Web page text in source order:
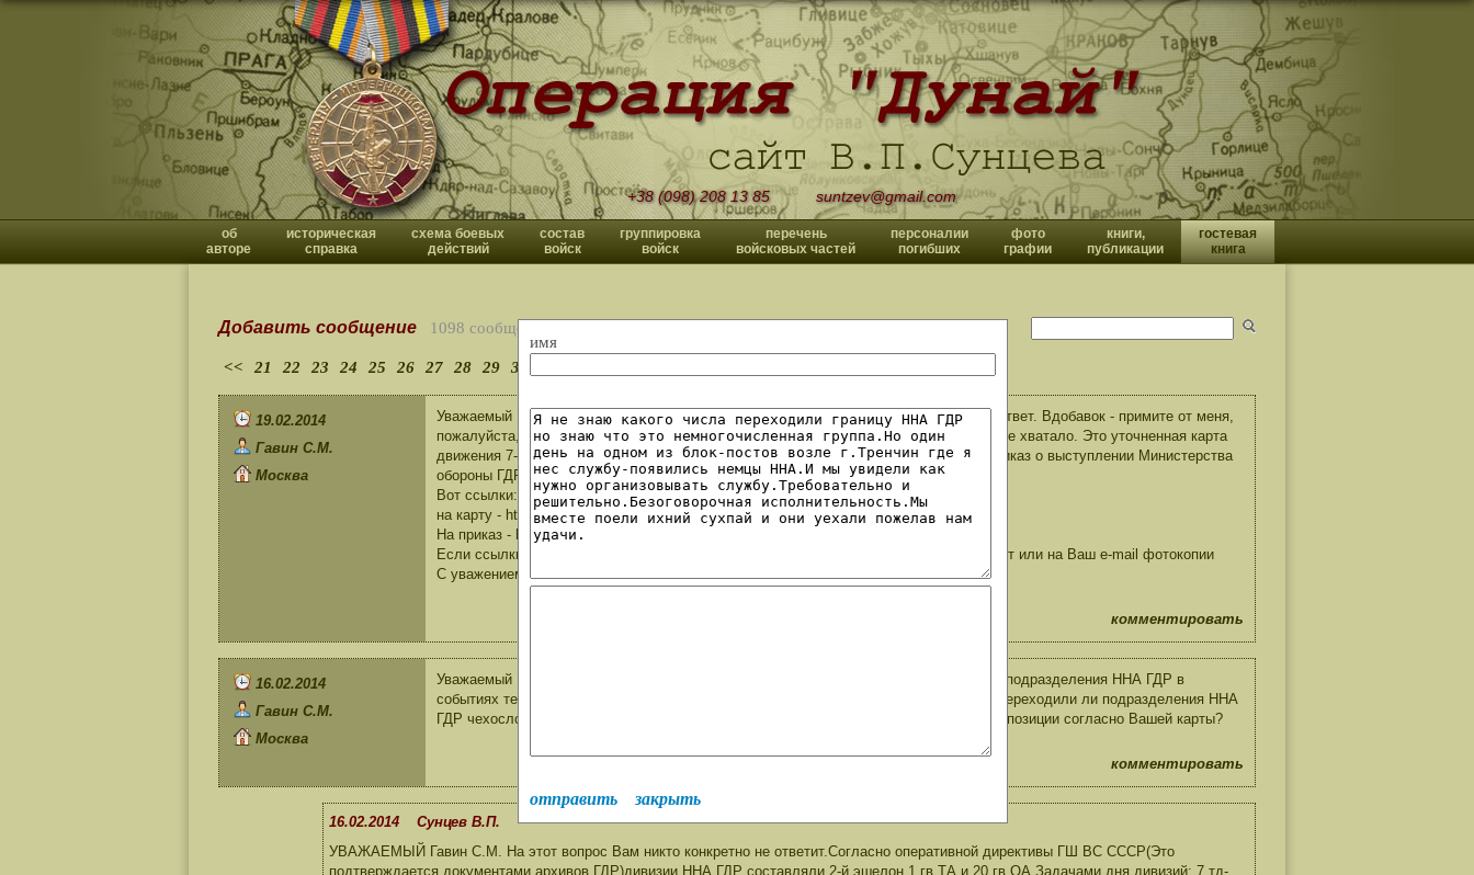
+38 (098) 208 13 85 suntzev@gmail.com
об
авторе
историческая
справка
схема боевых
действий
состав
войск
группировка
войск
перечень
войсковых частей
персоналии
погибших
фото
графии
книги,
публикации
гостевая
книга
имя
отправить закрыть
Добавить сообщение 1098 сообщений
<< 21 22 23 24 25 26 27 28 29 30
19.02.2014
Гавин С.М.
Москва
Уважаемый Владислав Павлович! Спасибо Вам за откровенный и содержательный ответ. Вдобавок - примите от меня,
пожалуйста, в подарок, те оперативные документы, которых Вам, как вы сетовали, не хватало. Это уточненная карта
движения 7-й Танковой бригады и 11-й мотострелковой бригады ННА ГДР а также приказ о выступлении Министерства
обороны ГДР.
Вот ссылки:
на карту - http://www.poolalarm.de/kindersuchdienst/fdj/karte-nva-einmarsch-cssr.jpg
На приказ - http://www.poolalarm.de/kindersuchdienst/fdj/Armeegenaral-Hoffmenn_3.jpg
Если ссылки по каким-то причинам у Вас не открываются, готов выслать Вам на сайт или на Ваш e-mail фотокопии
С уважением - Гавин Сергей Михайлович.
комментировать
16.02.2014
Гавин С.М.
Москва
Уважаемый Владислав Павлович! Ответьте, пожалуйста на вопрос: участвовали ли подразделения ННА ГДР в
событиях тех времен в Чехословакии? Какова их была роль? Или еще конкретнее: переходили ли подразделения ННА
ГДР чехословацкую границу 26 августа 1968 года и заняли ли они исходные боевые позиции согласно Вашей карты?
комментировать
16.02.2014 Сунцев В.П.
УВАЖАЕМЫЙ Гавин С.М. На этот вопрос Вам никто конкретно не ответит.Согласно оперативной директивы ГШ ВС СССР(Это
подтверждается документами архивов ГДР)дивизии ННА ГДР составляли 2-й эшелон 1 гв.ТА и 20 гв.ОА.Задачами дня дивизий: 7 тд-